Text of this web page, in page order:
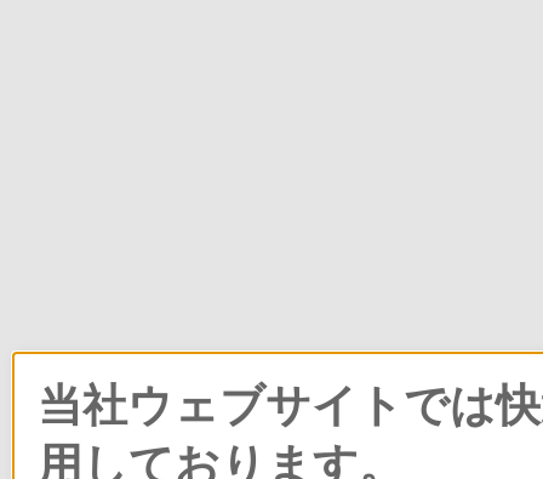
当社ウェブサイトでは
用しております。